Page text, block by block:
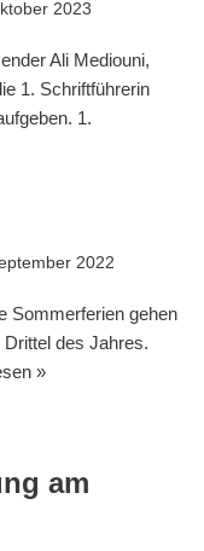
2023
Ali Mediouni,
1. Schriftführerin
1.
2022
Sommerferien gehen
des Jahres.
»
am